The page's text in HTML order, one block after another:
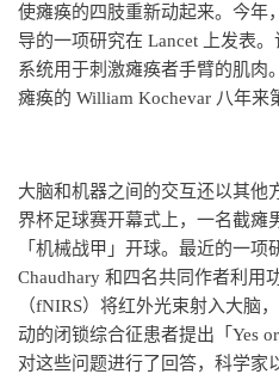
使瘫痪的四肢重新动起来。今年
导的一项研究在 Lancet 上发表
系统用于刺激瘫痪者手臂的肌肉
瘫痪的 William Kochevar 八年来
大脑和机器之间的交互还以其他
界杯足球赛开幕式上，一名截瘫
「机械战甲」开球。最近的一
Chaudhary 和四名共同作者利用
（fNIRS）将红外光束射入大脑
动的闭锁综合征患者提出「Yes
对这些问题进行了回答，科学家